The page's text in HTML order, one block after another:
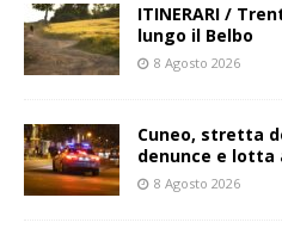
ITINERARI /
lungo il Belbo
8 Agosto 2026
Cuneo, stretta
denunce e lotta
8 Agosto 2026